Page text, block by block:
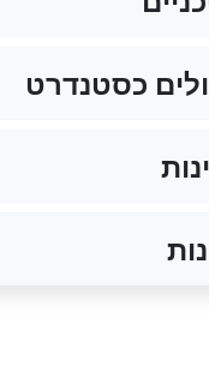
כסטנדרט